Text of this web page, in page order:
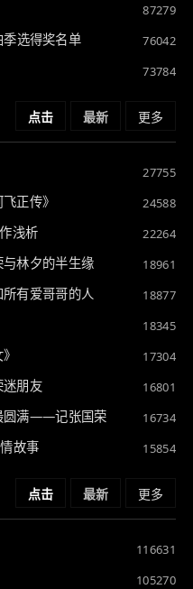
87279
选得奖名单
76042
73784
更多
点击 最新
27755
正传》
24588
浅析
22264
林夕的半生缘
18961
有爱哥哥的人
18877
18345
17304
朋友
16801
圆满——记张国荣
16734
故事 15854
更多
点击 最新
116631
105270